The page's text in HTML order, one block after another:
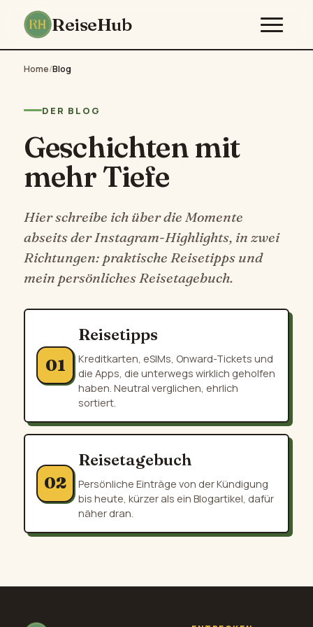
ReiseHub
Home/Blog
DER BLOG
Geschichten mit
mehr Tiefe
Hier schreibe ich über die Momente
abseits der Instagram-Highlights, in zwei
Richtungen: praktische Reisetipps und
mein persönliches Reisetagebuch.
01
Reisetipps
Kreditkarten, eSIMs, Onward-Tickets und
die Apps, die unterwegs wirklich geholfen
haben. Neutral verglichen, ehrlich
sortiert.
02
Reisetagebuch
Persönliche Einträge von der Kündigung
bis heute, kürzer als ein Blogartikel, dafür
näher dran.